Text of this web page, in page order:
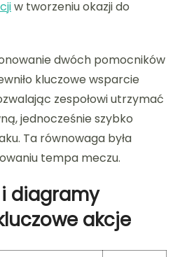
w tworzeniu okazji do
dwóch pomocników
kluczowe wsparcie
zespołowi utrzymać
jednocześnie szybko
Ta równowaga była
tempa meczu.
diagramy
akcje